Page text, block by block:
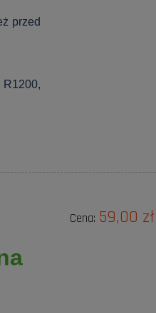
przed
R1200,
Cena: 59,00 zł